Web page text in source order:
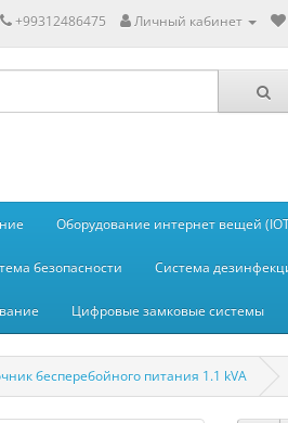
+99312486475 Личный кабинет
Оборудование интернет вещей
безопасности Система
Цифровые замковые системы
бесперебойного питания 1.1 kVA